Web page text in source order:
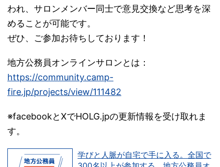
われ、サロンメンバー同士で意見交換など思考を深
めることが可能です。
ぜひ、ご参加お待ちしております！
地方公務員オンラインサロンとは：
https://community.camp-
fire.jp/projects/view/111482
※facebookとXでHOLG.jpの更新情報を受け取れま
す。
学びと人脈が自宅で手に入る。全国で